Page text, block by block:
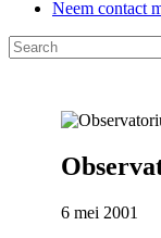
Neem contact
6 mei 2001